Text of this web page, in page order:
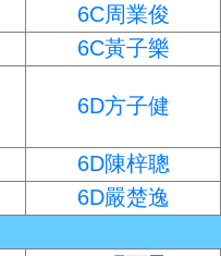
6C周業俊
6C黃子樂
6D方子健
6D陳梓聰
6D嚴楚逸